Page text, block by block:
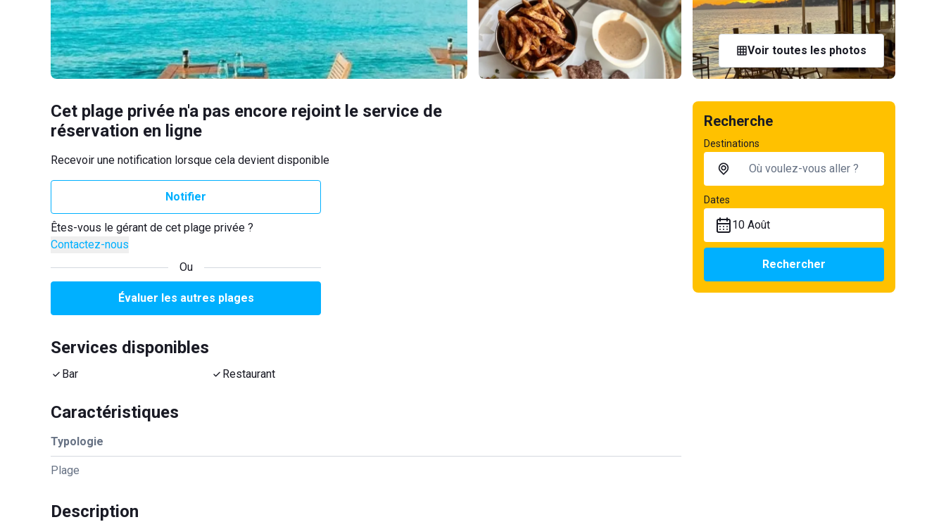
Voir toutes les photos
Cet plage privée n'a pas encore rejoint le service de
réservation en ligne
Recevoir une notification lorsque cela devient disponible
Notifier
Êtes-vous le gérant de cet plage privée ?
Contactez-nous
Ou
Évaluer les autres plages
Services disponibles
Bar Restaurant
Caractéristiques
Typologie
Plage
Description
Recherche
Destinations
Dates
10 Août
Rechercher